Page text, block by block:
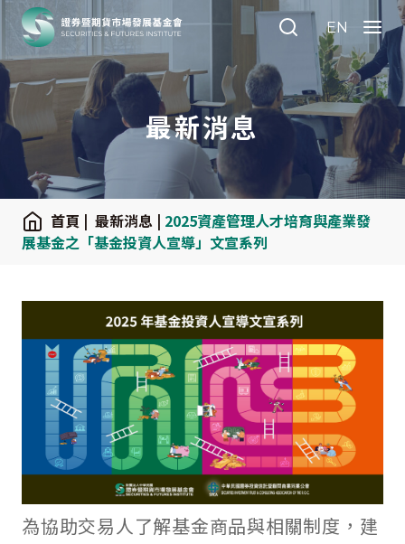
Search EN Menu
最新消息
首頁 | 最新消息 | 2025資產管理人才培育與產業發
展基金之「基金投資人宣導」文宣系列
為協助交易人了解基金商品與相關制度，建